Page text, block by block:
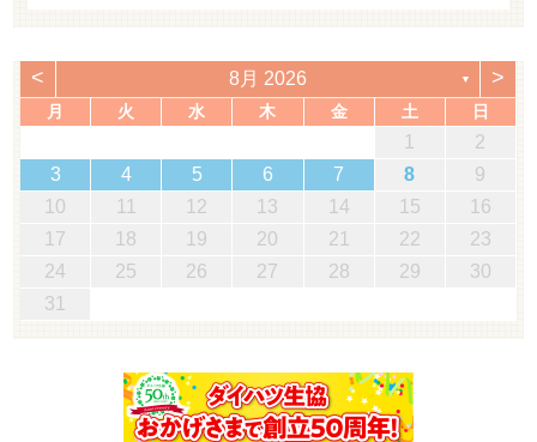
< 8月 2026 ▼ >
月 火 水 木 金 土 日
1
2
3
4 5 6 7 8
9
10
11 12 13 14 15
16
17
18 19 20 21 22
23
24
25 26 27 28 29
30
31